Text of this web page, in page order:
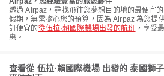
透過 Airpaz，尋找飛往您夢想目的地的最便宜
假期，無需擔心您的預算，因為 Airpaz 為您提
訂便宜的從伍拉·賴國際機場出發的航班 ，享受
惠。
查看從 伍拉·賴國際機場 出發的 泰國獅